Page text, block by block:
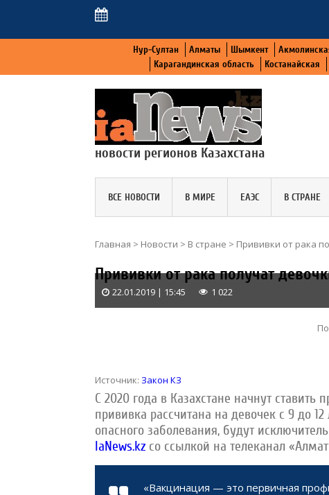
Нур-Султан Алматы Шымкент
Карагандинская область
Костанайская
новости регионов Казахстана
ВСЕ НОВОСТИ В МИРЕ ЕАЭС В СТРАНЕ
Главная > Новости > В стране > Прививки от рака
Прививки от рака получат
22.01.2019 | 15:45 1 022
Источник: Закон КЗ
С 2020 года в Казахстане начнут
прививка рассчитана на девочек с 9 до
опасного заболевания, будут
IaNews.kz со ссылкой на телеканал
«Вакцинация — это первичная